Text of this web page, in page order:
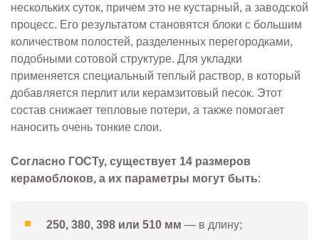
нескольких суток, причем это не кустарный, а заводской
процесс. Его результатом становятся блоки с большим
количеством полостей, разделенных перегородками,
подобными сотовой структуре. Для укладки
применяется специальный теплый раствор, в который
добавляется перлит или керамзитовый песок. Этот
состав снижает тепловые потери, а также помогает
наносить очень тонкие слои.
Согласно ГОСТу, существует 14 размеров
керамоблоков, а их параметры могут быть:
250, 380, 398 или 510 мм — в длину;